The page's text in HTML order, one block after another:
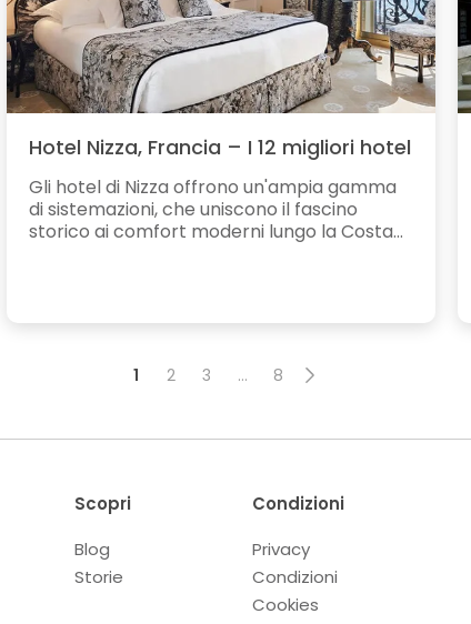
Hotel Nizza, Francia – I 12 migliori hotel
Gli hotel di Nizza offrono un'ampia gamma
di sistemazioni, che uniscono il fascino
storico ai comfort moderni lungo la Costa...
1 2 3 … 8
Scopri
Blog
Storie
Condizioni
Privacy
Condizioni
Cookies